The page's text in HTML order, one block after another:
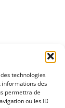
technologies
informations des
permettra de
ou les ID